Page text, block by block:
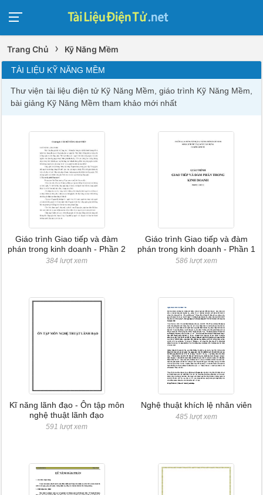
Trang Chủ › Kỹ Năng Mềm
TÀI LIỆU KỸ NĂNG MỀM
Thư viện tài liệu điện tử Kỹ Năng Mềm, giáo trình Kỹ Năng Mềm,
bài giảng Kỹ Năng Mềm tham khảo mới nhất
Giáo trình Giao tiếp và đàm
phán trong kinh doanh - Phần 2
384 lượt xem
Giáo trình Giao tiếp và đàm
phán trong kinh doanh - Phần 1
586 lượt xem
Kĩ năng lãnh đạo - Ôn tập môn
nghệ thuật lãnh đạo
591 lượt xem
Nghệ thuật khích lệ nhân viên
485 lượt xem